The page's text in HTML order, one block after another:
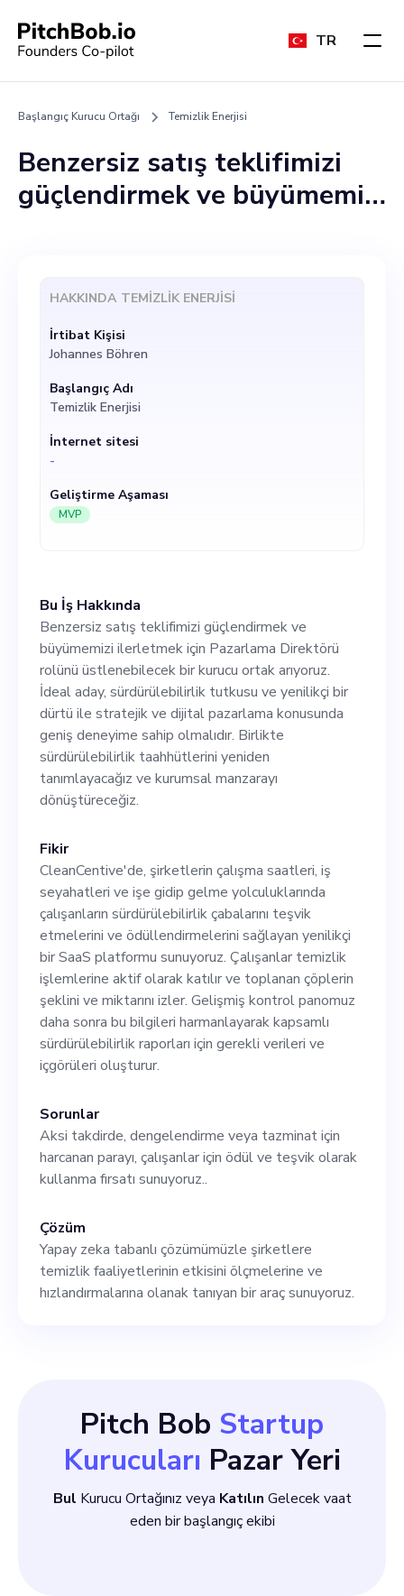
TR
Başlangıç Kurucu Ortağı Temizlik Enerjisi
Benzersiz satış teklifimizi
güçlendirmek ve büyümemizi
üstlenebilecek bir kurucu
ortak arıyoruz. İdeal aday,
sürdürülebilirlik tutkusu ve
yenilikçi bir dürtü ile
stratejik ve dijital pazarlama
konusunda geniş deneyime
sahip olmalıdır. Birlikte
sürdürülebilirlik
manzarayı dönüştüreceğiz.
Bu İş Hakkında
Benzersiz satış teklifimizi güçlendirmek ve
büyümemizi ilerletmek için Pazarlama Direktörü
rolünü üstlenebilecek bir kurucu ortak arıyoruz.
İdeal aday, sürdürülebilirlik tutkusu ve yenilikçi bir
dürtü ile stratejik ve dijital pazarlama konusunda
geniş deneyime sahip olmalıdır. Birlikte
sürdürülebilirlik taahhütlerini yeniden
tanımlayacağız ve kurumsal manzarayı
dönüştüreceğiz.
Fikir
CleanCentive'de, şirketlerin çalışma saatleri, iş
seyahatleri ve işe gidip gelme yolculuklarında
çalışanların sürdürülebilirlik çabalarını teşvik
etmelerini ve ödüllendirmelerini sağlayan yenilikçi
bir SaaS platformu sunuyoruz. Çalışanlar temizlik
işlemlerine aktif olarak katılır ve toplanan çöplerin
şeklini ve miktarını izler. Gelişmiş kontrol panomuz
daha sonra bu bilgileri harmanlayarak kapsamlı
sürdürülebilirlik raporları için gerekli verileri ve
içgörüleri oluşturur.
Sorunlar
Aksi takdirde, dengelendirme veya tazminat için
harcanan parayı, çalışanlar için ödül ve teşvik olarak
kullanma fırsatı sunuyoruz..
Çözüm
Yapay zeka tabanlı çözümümüzle şirketlere
temizlik faaliyetlerinin etkisini ölçmelerine ve
hızlandırmalarına olanak tanıyan bir araç sunuyoruz.
HAKKINDA TEMIZLIK ENERJISI
İrtibat Kişisi
Johannes Böhren
Başlangıç Adı
Temizlik Enerjisi
İnternet sitesi
-
Geliştirme Aşaması
MVP
Pitch Bob Startup
Kurucuları Pazar Yeri
Bul Kurucu Ortağınız veya Katılın Gelecek vaat
eden bir başlangıç ekibi